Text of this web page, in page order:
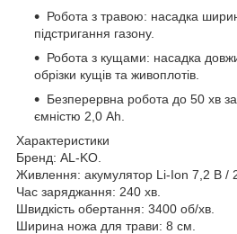
Робота з травою: насадка
підстригання газону.
Робота з кущами: насадка
обрізки кущів та живоплотів.
Безперервна робота до 50 хв
ємністю 2,0 Аh.
Характеристики
Бренд: AL-KO.
Живлення: акумулятор Li-Ion 7,2 В /
Час заряджання: 240 хв.
Швидкість обертання: 3400 об/хв.
Ширина ножа для трави: 8 см.